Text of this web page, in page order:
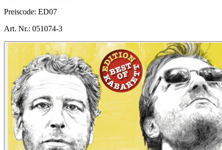
Preiscode: ED07
Art. Nr.: 051074-3